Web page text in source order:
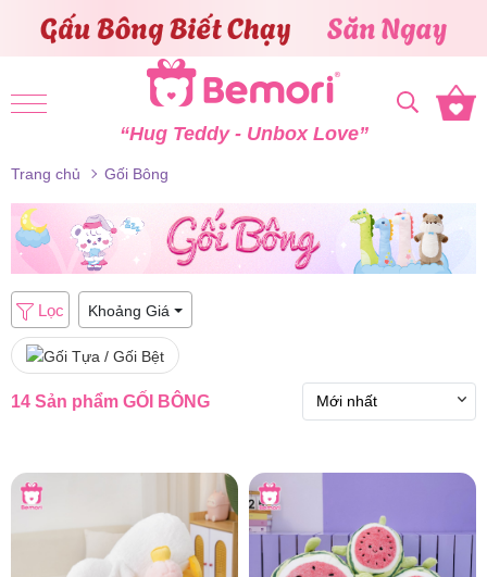
Skip to content
“Hug Teddy - Unbox Love”
Trang chủ Gối Bông
14 Sản phẩm GỐI BÔNG
Lọc Khoảng Giá